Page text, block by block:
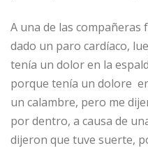
A una de las
dado un paro cardíaco,
tenía un dolor en la
porque tenía un dolore
un calambre, pero me
por dentro, a causa de
dijeron que tuve suerte,